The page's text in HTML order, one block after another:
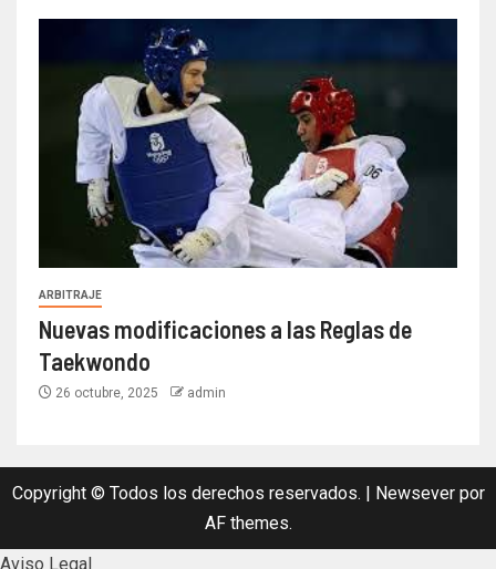
ARBITRAJE
Nuevas modificaciones a las Reglas de
Taekwondo
26 octubre, 2025 admin
Copyright © Todos los derechos reservados. | Newseverpor
AF themes.
Aviso Legal